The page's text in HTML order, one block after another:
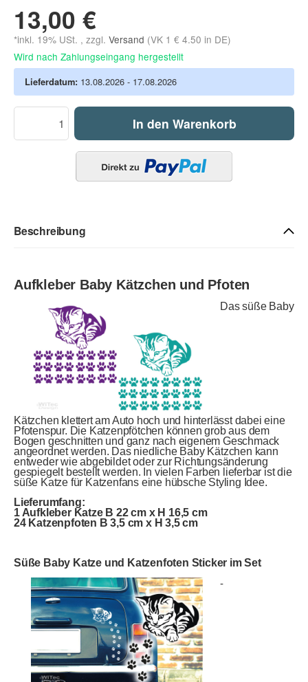
13,00 €
*inkl. 19% USt. , zzgl. Versand (VK 1 € 4.50 in DE)
Wird nach Zahlungseingang hergestellt
Lieferdatum: 13.08.2026 - 17.08.2026
In den Warenkorb
Beschreibung
Aufkleber Baby Kätzchen und Pfoten
Das süße Baby
Kätzchen klettert am Auto hoch und hinterlässt dabei eine
Pfotenspur. Die Katzenpfötchen können grob aus dem
Bogen geschnitten und ganz nach eigenem Geschmack
angeordnet werden. Das niedliche Baby Kätzchen kann
entweder wie abgebildet oder zur Richtungsänderung
gespiegelt bestellt werden. In vielen Farben lieferbar ist die
süße Katze für Katzenfans eine hübsche Styling Idee.
Lieferumfang:
1 Aufkleber Katze B 22 cm x H 16,5 cm
24 Katzenpfoten B 3,5 cm x H 3,5 cm
Süße Baby Katze und Katzenfoten Sticker im Set
-